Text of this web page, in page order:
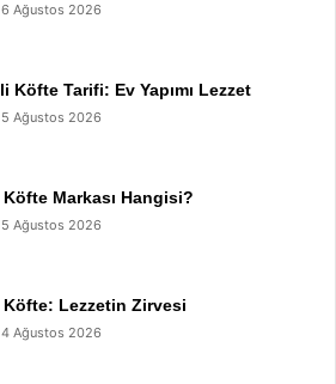
6 Ağustos 2026
Köfte Tarifi: Ev Yapımı Lezzet
5 Ağustos 2026
Markası Hangisi?
5 Ağustos 2026
Köfte: Lezzetin Zirvesi
4 Ağustos 2026